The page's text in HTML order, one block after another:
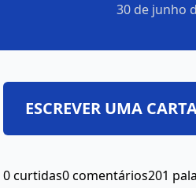
30 de junho
0 curtidas0 comentários201
ESCREVER UMA